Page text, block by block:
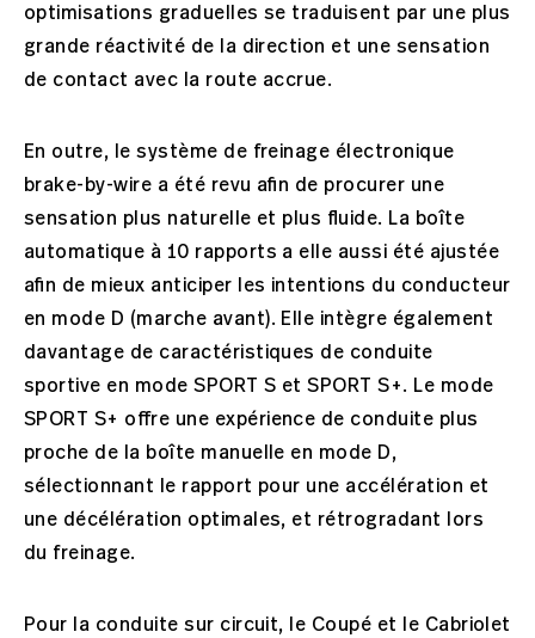
optimisations graduelles se traduisent par une plus
grande réactivité de la direction et une sensation
de contact avec la route accrue.
En outre, le système de freinage électronique
brake-by-wire a été revu afin de procurer une
sensation plus naturelle et plus fluide. La boîte
automatique à 10 rapports a elle aussi été ajustée
afin de mieux anticiper les intentions du conducteur
en mode D (marche avant). Elle intègre également
davantage de caractéristiques de conduite
sportive en mode SPORT S et SPORT S+. Le mode
SPORT S+ offre une expérience de conduite plus
proche de la boîte manuelle en mode D,
sélectionnant le rapport pour une accélération et
une décélération optimales, et rétrogradant lors
du freinage.
Pour la conduite sur circuit, le Coupé et le Cabriolet